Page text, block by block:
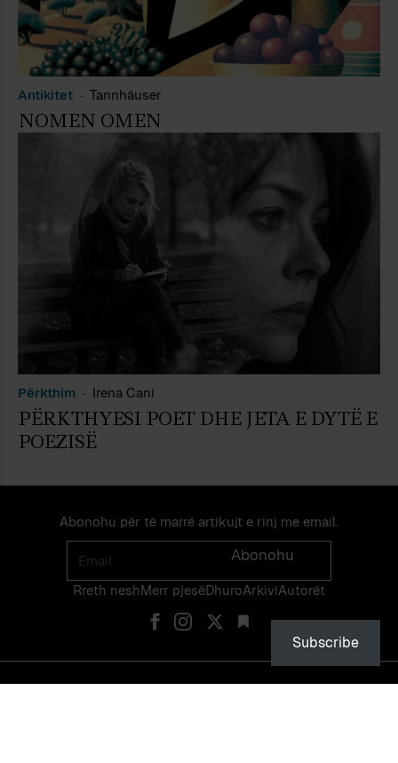
Antikitet Tannhäuser
NOMEN OMEN
Përkthim Irena Cani
PËRKTHYESI POET DHE JETA E DYTË E
POEZISË
Abonohu për të marrë artikujt e rinj me email.
Email
Abonohu
Rreth neshMerr pjes​​ë​DhuroArkiviAutorët
Subscribe